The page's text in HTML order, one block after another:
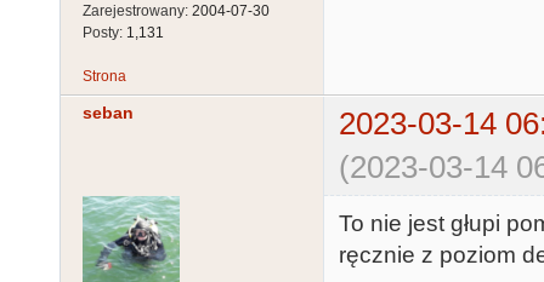
Zarejestrowany: 2004-07-30
Posty: 1,131
Strona
seban
2023-03-14
(2023-03-14
To nie jest głupi
ręcznie z poziom